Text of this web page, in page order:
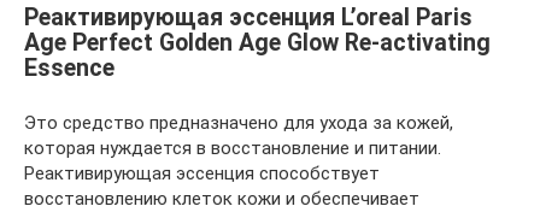
Реактивирующая эссенция L’oreal Paris
Age Perfect Golden Age Glow Re-activating
Essence
Это средство предназначено для ухода за кожей,
которая нуждается в восстановление и питании.
Реактивирующая эссенция способствует
восстановлению клеток кожи и обеспечивает